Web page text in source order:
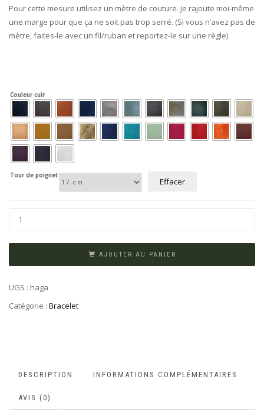
Pour cette mesure utilisez un mètre de couture. Je rajoute moi-même
une marge pour que ça ne soit pas trop serré. (Si vous n’avez pas de
mètre, faites-le avec un fil/ruban et reportez-le sur une règle)
Couleur cuir
Tour de poignet
Effacer
AJOUTER AU PANIER
UGS : haga
Catégorie : Bracelet
DESCRIPTION INFORMATIONS COMPLÉMENTAIRES
AVIS (0)